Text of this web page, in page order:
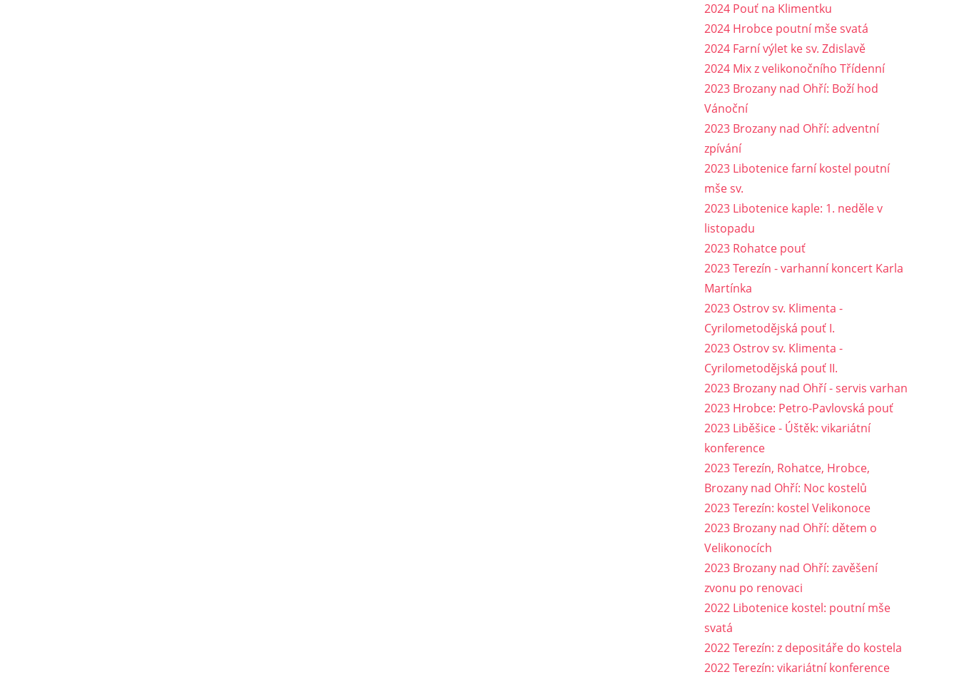
2024 Pouť na Klimentku
2024 Hrobce poutní mše svatá
2024 Farní výlet ke sv. Zdislavě
2024 Mix z velikonočního Třídenní
2023 Brozany nad Ohří: Boží hod
Vánoční
2023 Brozany nad Ohří: adventní
zpívání
2023 Libotenice farní kostel poutní
mše sv.
2023 Libotenice kaple: 1. neděle v
listopadu
2023 Rohatce pouť
2023 Terezín - varhanní koncert Karla
Martínka
2023 Ostrov sv. Klimenta -
Cyrilometodějská pouť I.
2023 Ostrov sv. Klimenta -
Cyrilometodějská pouť II.
2023 Brozany nad Ohří - servis varhan
2023 Hrobce: Petro-Pavlovská pouť
2023 Liběšice - Úštěk: vikariátní
konference
2023 Terezín, Rohatce, Hrobce,
Brozany nad Ohří: Noc kostelů
2023 Terezín: kostel Velikonoce
2023 Brozany nad Ohří: dětem o
Velikonocích
2023 Brozany nad Ohří: zavěšení
zvonu po renovaci
2022 Libotenice kostel: poutní mše
svatá
2022 Terezín: z depositáře do kostela
2022 Terezín: vikariátní konference